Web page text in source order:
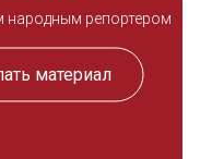
народным репортером
материал